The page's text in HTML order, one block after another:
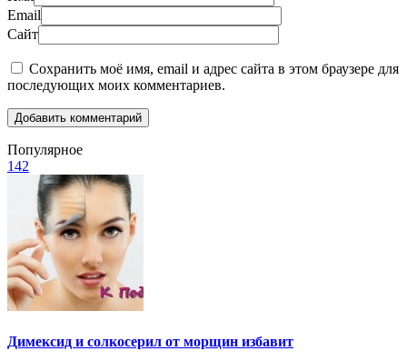
Email
Сайт
Сохранить моё имя, email и адрес сайта в этом браузере для
последующих моих комментариев.
Популярное
142
Димексид и солкосерил от морщин избавит